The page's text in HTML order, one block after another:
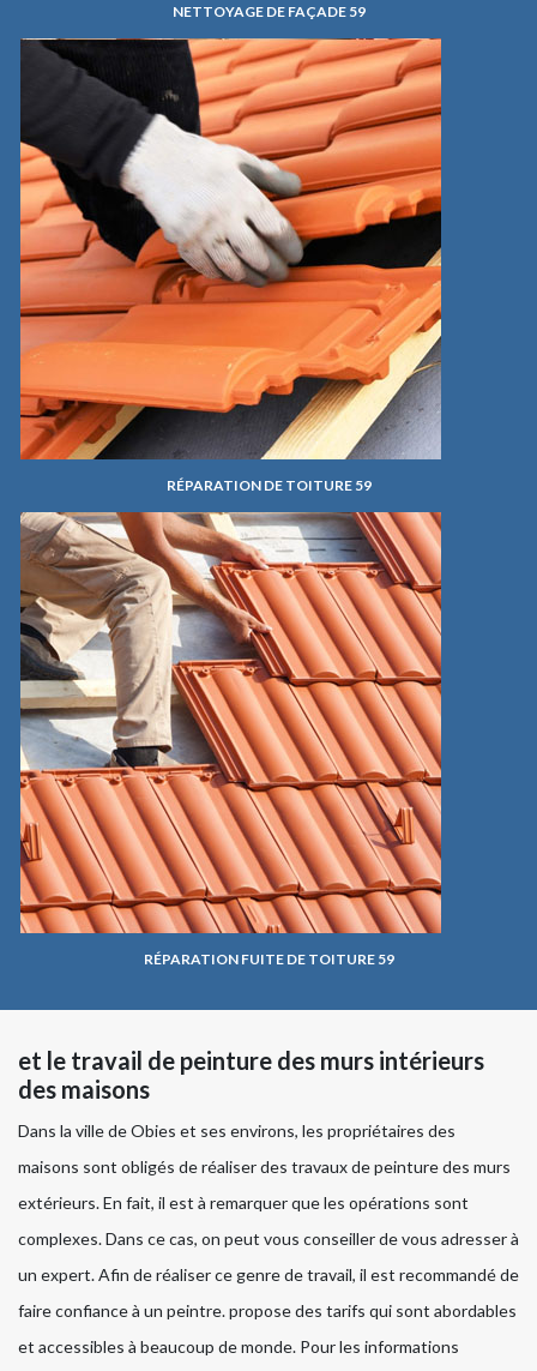
NETTOYAGE DE FAÇADE 59
RÉPARATION DE TOITURE 59
RÉPARATION FUITE DE TOITURE 59
et le travail de peinture des murs intérieurs
des maisons
Dans la ville de Obies et ses environs, les propriétaires des
maisons sont obligés de réaliser des travaux de peinture des murs
extérieurs. En fait, il est à remarquer que les opérations sont
complexes. Dans ce cas, on peut vous conseiller de vous adresser à
un expert. Afin de réaliser ce genre de travail, il est recommandé de
faire confiance à un peintre. propose des tarifs qui sont abordables
et accessibles à beaucoup de monde. Pour les informations